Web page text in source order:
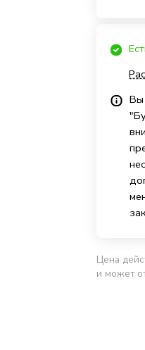
Вы
Цена
и может